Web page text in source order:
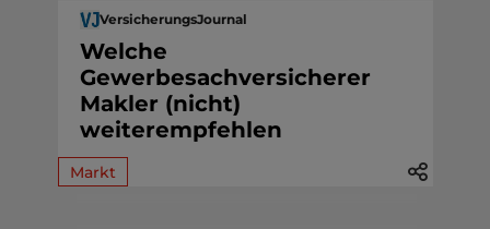
VersicherungsJournal
Welche
Gewerbesachversicherer
Makler (nicht)
weiterempfehlen
Markt